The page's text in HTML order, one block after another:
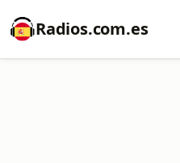
Radios.com.es